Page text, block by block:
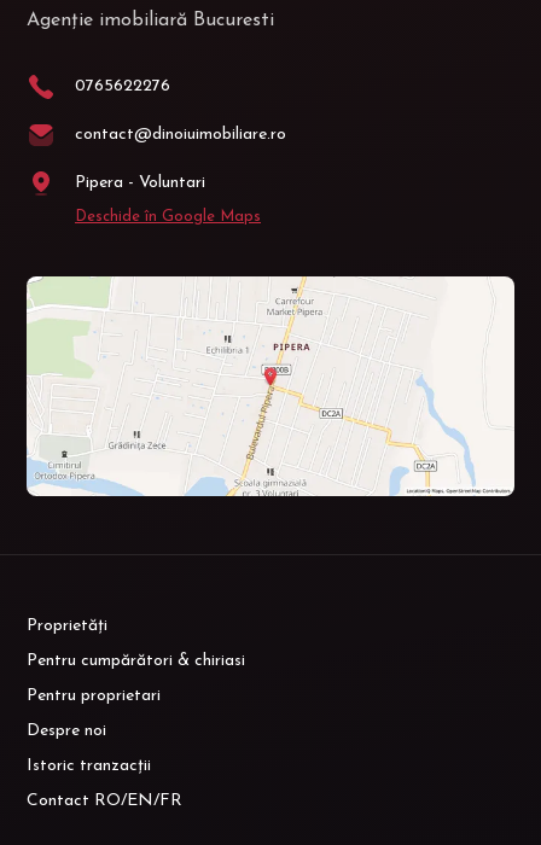
Agenție imobiliară Bucuresti
0765622276
contact@dinoiuimobiliare.ro
Pipera - Voluntari
Deschide în Google Maps
Proprietăți
Pentru cumpărători & chiriasi
Pentru proprietari
Despre noi
Istoric tranzacții
Contact RO/EN/FR